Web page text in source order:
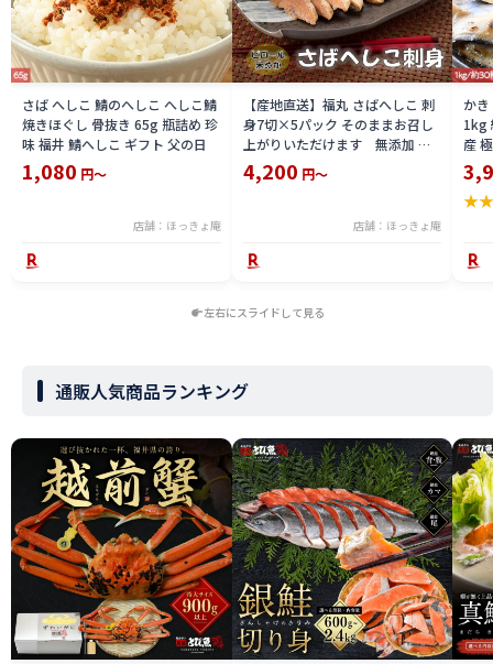
さば へしこ 鯖のへしこ へしこ鯖
焼きほぐし 骨抜き 65g 瓶詰め 珍
味 福井 鯖へしこ ギフト 父の日
1,080 円～
店舗：ほっきょ庵
【産地直送】福丸 さばへしこ 刺
身7切×5パック そのままお召し
上がりいただけます 無添加 福
井県 特産品 越前産 「秘密のケン
ミンSHOW」
4,200 円～
店舗：ほっきょ庵
か
1kg
産
★
左右にスライドして見る
通販人気商品ランキング